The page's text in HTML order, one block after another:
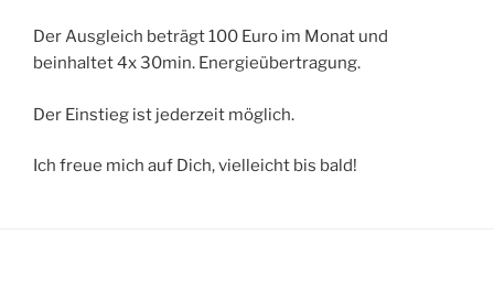
Der Ausgleich beträgt 100 Euro im Monat und
beinhaltet 4x 30min. Energieübertragung.
Der Einstieg ist jederzeit möglich.
Ich freue mich auf Dich, vielleicht bis bald!